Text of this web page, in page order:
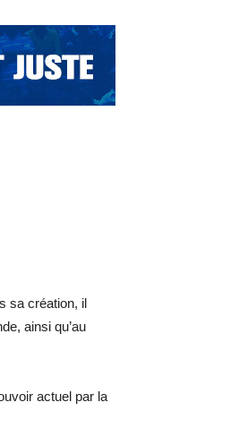
sa création, il
ainsi qu’au
actuel par la